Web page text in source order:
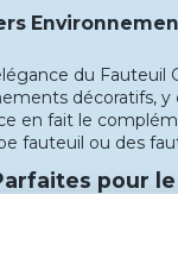
du Fauteuil
décoratifs,
en fait le
fauteuil ou des
pour
de largeur 57
offre un